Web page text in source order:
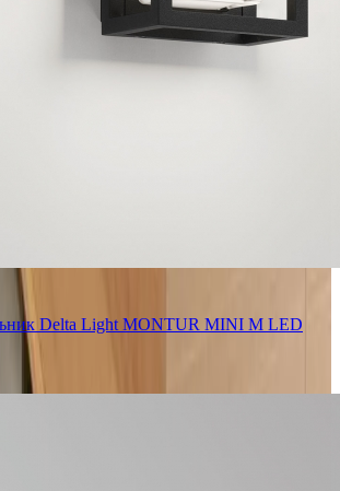
Delta Light MONTUR MINI M LED